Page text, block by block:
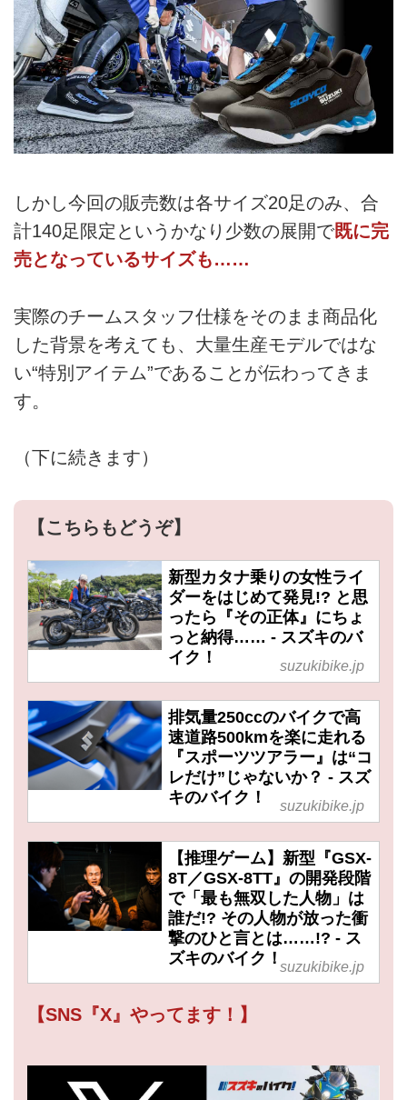
しかし今回の販売数は各サイズ20足のみ、合
計140足限定というかなり少数の展開で既に完
売となっているサイズも……
実際のチームスタッフ仕様をそのまま商品化
した背景を考えても、大量生産モデルではな
い“特別アイテム”であることが伝わってきま
す。
（下に続きます）
【こちらもどうぞ】
新型カタナ乗りの女性ライ
ダーをはじめて発見!? と思
ったら『その正体』にちょ
っと納得…… - スズキのバ
イク！
suzukibike.jp
排気量250ccのバイクで高
速道路500kmを楽に走れる
『スポーツツアラー』は“コ
レだけ”じゃないか？ - スズ
キのバイク！
suzukibike.jp
【推理ゲーム】新型『GSX-
8T／GSX-8TT』の開発段階
で「最も無双した人物」は
誰だ!? その人物が放った衝
撃のひと言とは……!? - ス
ズキのバイク！ suzukibike.jp
【SNS『X』やってます！】